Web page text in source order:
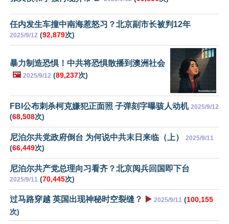
任内发生车撞中南海惹怒习？北京副市长被判12年
2025/9/12 (92,879次)
暴力制造恐惧！中共将恐惧散播到澳洲社会
🖼️ 2025/9/12 (89,237次)
FBI公布刺杀柯克嫌犯正面照 子弹刻字曝骇人动机 2025/9/12
(68,508次)
尼泊尔共党政府倒台 为何说中共末日来临（上） 2025/9/11
(66,449次)
尼泊尔共产党总理向习看齐？北京阅兵回国即下台
2025/9/11 (70,445次)
过马路穿越 英国出现神秘时空裂缝？ ▶️ 2025/9/11 (100,155
次)